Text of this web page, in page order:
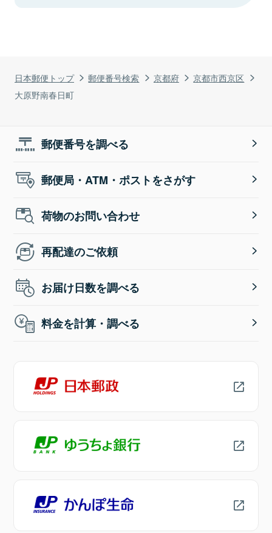
日本郵便トップ 郵便番号検索 京都府
京都市西京区
大原野南春日町
郵便番号を調べる
郵便局・ATM・ポストをさがす
荷物のお問い合わせ
再配達のご依頼
お届け日数を調べる
料金を計算・調べる